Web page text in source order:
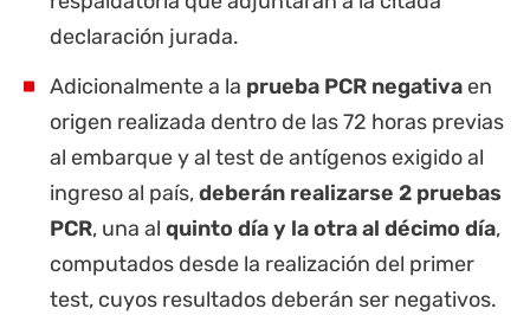
declaración jurada.
Adicionalmente a la prueba PCR negativa en
origen realizada dentro de las 72 horas previas
al embarque y al test de antígenos exigido al
ingreso al país,deberán realizarse 2 pruebas
PCR, una al quinto día y la otra al décimo día,
computados desde la realización del primer
test, cuyos resultados deberán ser negativos.